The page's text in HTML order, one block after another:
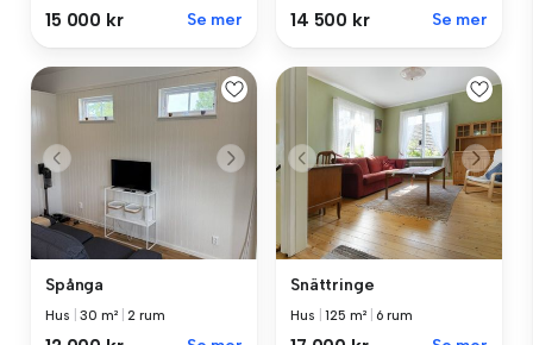
15 000 kr Se mer 14 500 kr Se mer
Spånga
Hus |30 m² |2 rum
Snättringe
Hus |125 m² 6 rum